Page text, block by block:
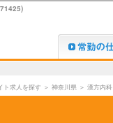
ト求人を探す ＞ 神奈川県 ＞ 漢方内科